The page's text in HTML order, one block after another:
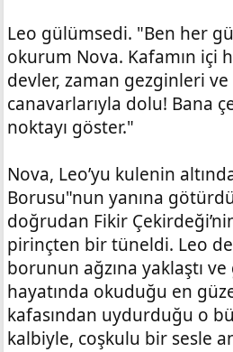
Leo gülümsedi. "Ben her
okurum Nova. Kafamın içi
devler, zaman gezginleri
canavarlarıyla dolu! Bana
noktayı göster."
Nova, Leo’yu kulenin
Borusu"nun yanına
doğrudan Fikir
pirinçten bir tüneldi. Leo
borunun ağzına yaklaştı
hayatında okuduğu en
kafasından uydurduğu o
kalbiyle, coşkulu bir sesle